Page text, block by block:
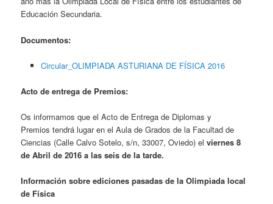
Educación Secundaria.
Documentos:
Circular_OLIMPIADA ASTURIANA DE FÍSICA 2016
Acto de entrega de Premios:
Os informamos que el Acto de Entrega de Diplomas y
Premios tendrá lugar en el Aula de Grados de la Facultad de
Ciencias (Calle Calvo Sotelo, s/n, 33007, Oviedo) elviernes 8
de Abril de 2016 a las seis de la tarde.
Información sobre ediciones pasadas de la Olimpiada local
de Física